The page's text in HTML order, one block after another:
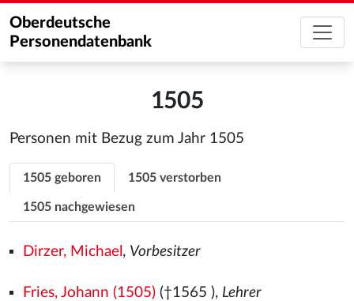
Oberdeutsche
Personendatenbank
1505
Personen mit Bezug zum Jahr 1505
1505 geboren 1505 verstorben
1505 nachgewiesen
Dirzer, Michael , Vorbesitzer
Fries, Johann (1505)(†1565 ), Lehrer